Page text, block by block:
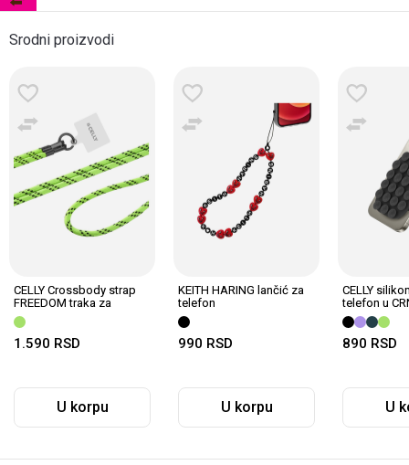
Srodni proizvodi
CELLY Crossbody strap
FREEDOM traka za
telefon ZELENA
1.590 RSD
U korpu
KEITH HARING lančić za
telefon
990 RSD
U korpu
CELLY
telefon u
890 RSD
U